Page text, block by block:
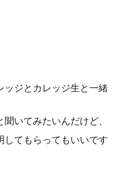
ッジとカレッジ生と一緒
いてみたいんだけど、
してもらってもいいです